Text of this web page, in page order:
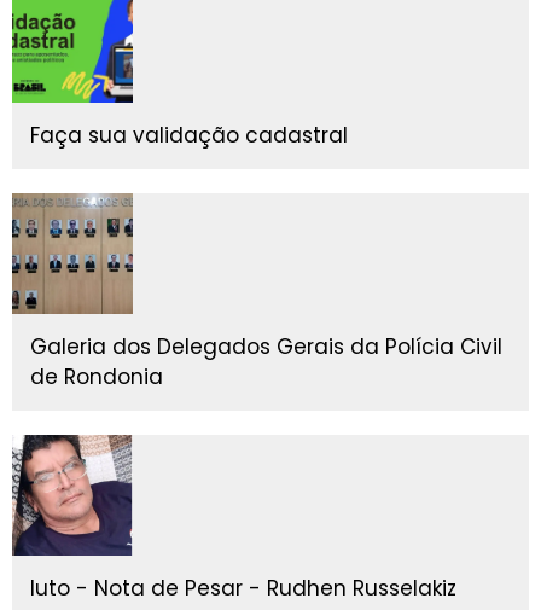
Faça sua validação cadastral
Galeria dos Delegados Gerais da Polícia Civil
de Rondonia
luto - Nota de Pesar - Rudhen Russelakiz